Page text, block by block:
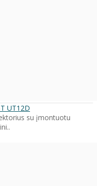
UT12D
su įmontuotu